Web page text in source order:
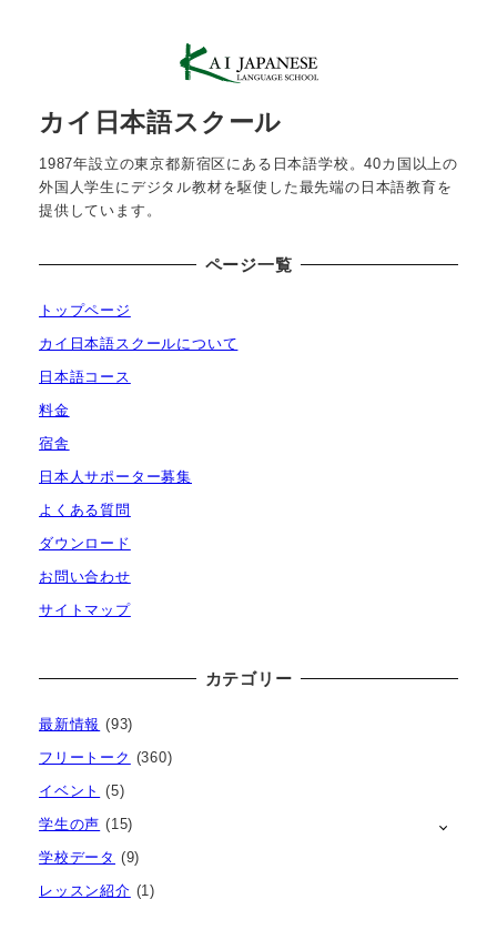
カイ日本語スクール
1987年設立の東京都新宿区にある日本語学校。40カ国以上の
外国人学生にデジタル教材を駆使した最先端の日本語教育を
提供しています。
ページ一覧
トップページ
カイ日本語スクールについて
日本語コース
料金
宿舎
日本人サポーター募集
よくある質問
ダウンロード
お問い合わせ
サイトマップ
カテゴリー
最新情報 (93)
フリートーク (360)
イベント (5)
学生の声 (15)
学校データ (9)
レッスン紹介 (1)